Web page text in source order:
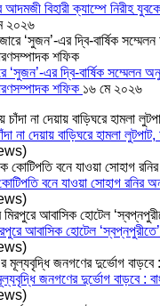
আদমজী বিহারী ক্যাম্পে নিরীহ
২০২৬
‘সুজন’-এর দ্বি-বার্ষিক সম্মেলন
শফিক ১৬ মে ২০২৬
না দেয়ায় বাড়িঘরে হামলা
বনে যাওয়া সোহাগ রনির
আবাসিক হোটেল
জনগণের দুর্ভোগ বাড়বে :